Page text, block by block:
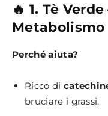
🔥 1. Tè
Metabolismo
Perché aiuta?
Ricco di
bruciare i grassi.